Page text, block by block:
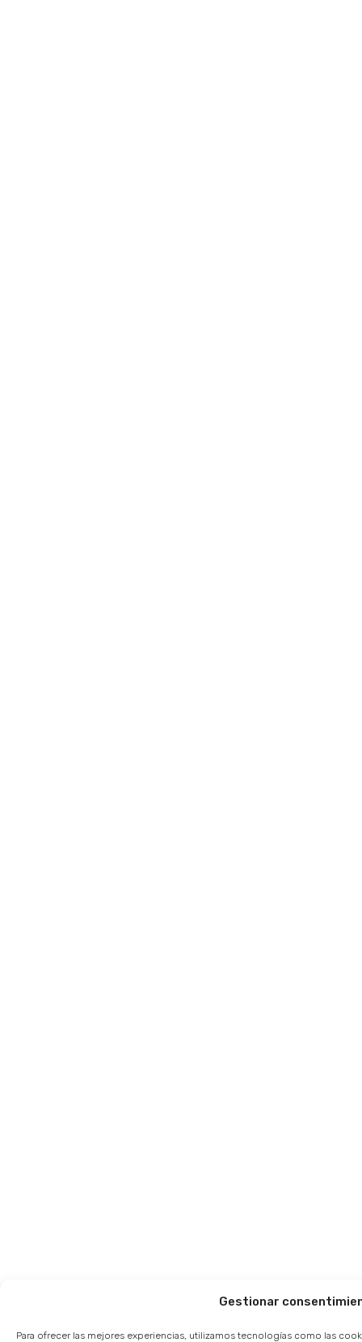
Gestionar
Para ofrecer las mejores experiencias, utilizamos tecnologías como las